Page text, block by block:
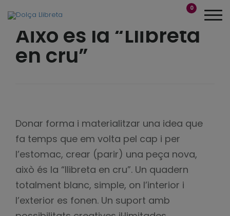
0
Això és la “Llibreta
en cru”
Donar forma i materialitzar una idea que
fa temps que em volta pel cap i per
l’estomac, crear (parir) una peça nova,
això és la “llibreta en cru”. Un quadern
totalment blanc, simple, on l’interior i
l’exterior es fonen. Un suport amb